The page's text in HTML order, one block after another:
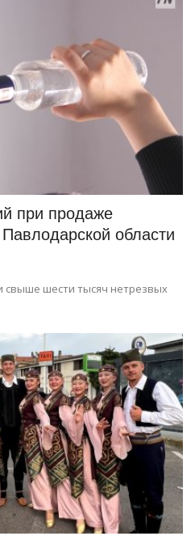
при продаже
области
свыше шести тысяч нетрезвых